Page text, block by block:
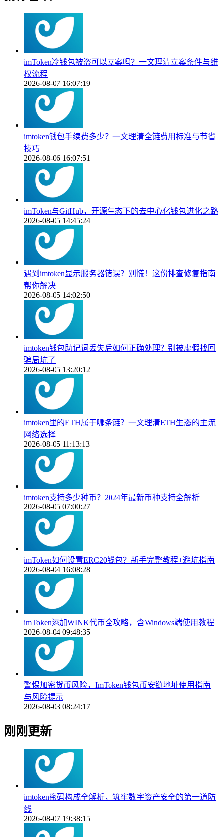
imToken冷钱包被盗可以立案吗？一文理清立案条件与维
权流程
2026-08-07 16:07:19
imtoken钱包手续费多少？一文理清全链费用标准与节省
技巧
2026-08-06 16:07:51
imToken与GitHub，开源生态下的去中心化钱包进化之路
2026-08-05 14:45:24
遇到imtoken显示服务器错误？别慌！这份排查修复指南
帮你解决
2026-08-05 14:02:50
imtoken钱包助记词丢失后如何正确处理？别被虚假找回
骗局坑了
2026-08-05 13:20:12
imtoken里的ETH属于哪条链？一文理清ETH生态的主流
网络选择
2026-08-05 11:13:13
imtoken支持多少种币？2024年最新币种支持全解析
2026-08-05 07:00:27
imToken如何设置ERC20钱包？新手完整教程+避坑指南
2026-08-04 16:08:28
imToken添加WINK代币全攻略，含Windows端使用教程
2026-08-04 09:48:35
警惕加密货币风险，ImToken钱包币安链地址使用指南
与风险提示
2026-08-03 08:24:17
刚刚更新
imtoken密码构成全解析，筑牢数字资产安全的第一道防
线
2026-08-07 19:38:15